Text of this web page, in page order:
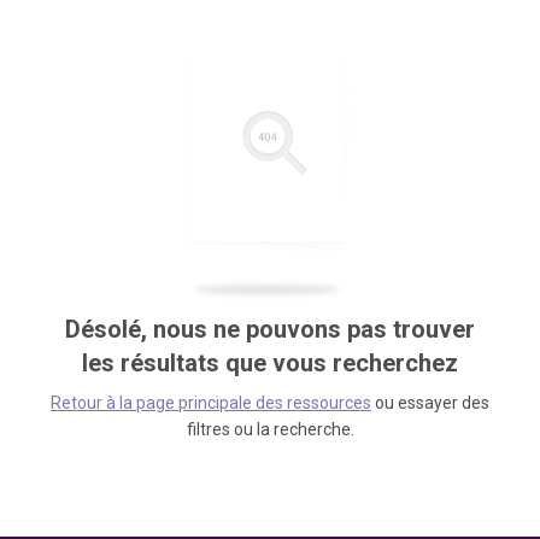
Désolé, nous ne pouvons pas trouver
les résultats que vous recherchez
Retour à la page principale des ressources ou essayer des
filtres ou la recherche.